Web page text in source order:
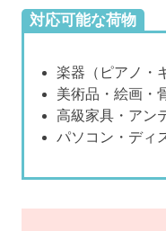
対応可能な荷物
楽器（ピアノ・
美術品・絵画・
高級家具・アン
パソコン・ディ